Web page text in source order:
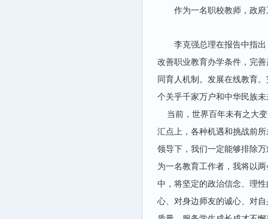
作为一名职校教师，政
李克强总理在报告中指
改善职业教育办学条件，完
同育人机制。发展在线教育
个关乎千家万户和中华民族
当前，世界百年未有之大
汇点上，各种机遇和挑战前
领导下，我们一定能够排除
为一名教育工作者，我将以
中，将坚定的政治信念、理
心、对身边师友的诚心、对